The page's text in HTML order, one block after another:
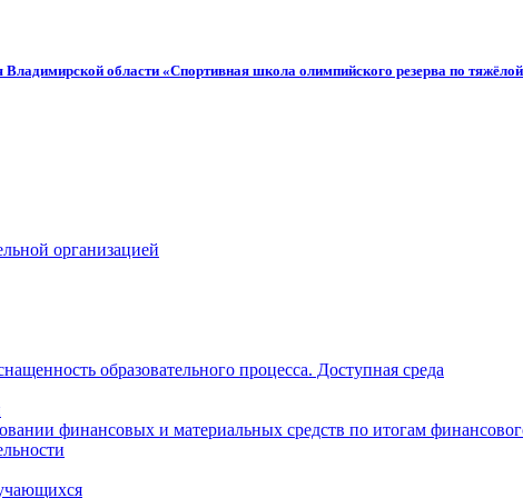
области «Спортивная школа олимпийского резерва по
организацией
образовательного процесса. Доступная среда
финансовых и материальных средств по итогам